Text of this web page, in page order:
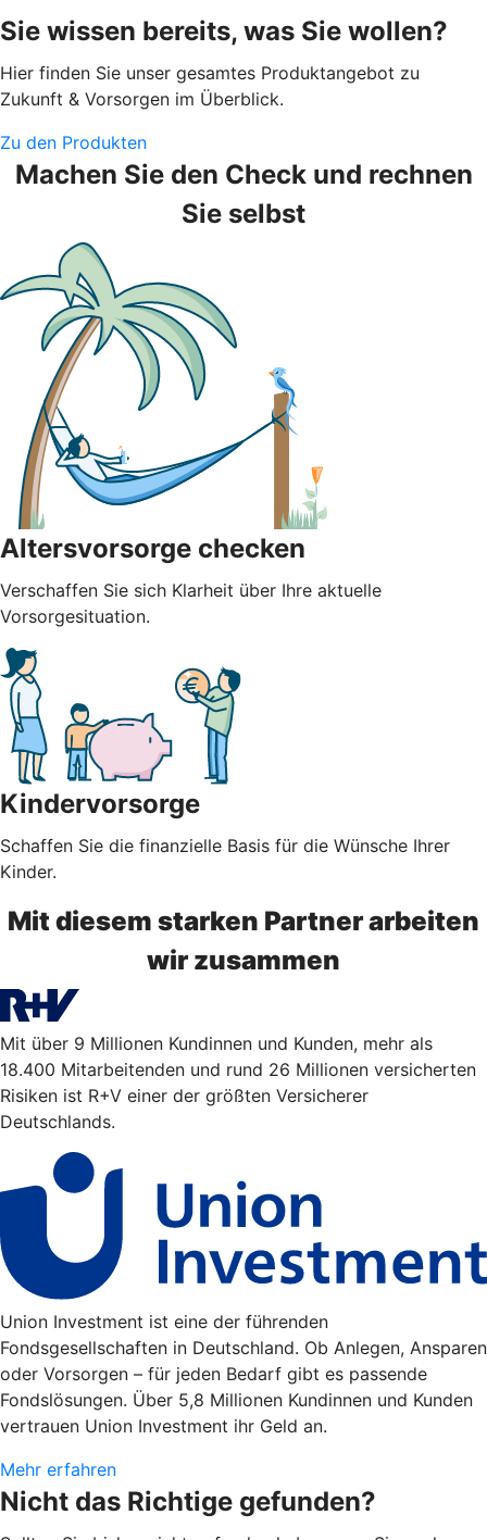
Sie wissen bereits, was Sie wollen?
Hier finden Sie unser gesamtes Produktangebot zu
Zukunft & Vorsorgen im Überblick.
Zu den Produkten
Machen Sie den Check und rechnen
Sie selbst
Altersvorsorge checken
Verschaffen Sie sich Klarheit über Ihre aktuelle
Vorsorgesituation.
Kindervorsorge
Schaffen Sie die finanzielle Basis für die Wünsche Ihrer
Kinder.
Mit diesem starken Partner arbeiten
wir zusammen
Mit über 9 Millionen Kundinnen und Kunden, mehr als
18.400 Mitarbeitenden und rund 26 Millionen versicherten
Risiken ist R+V einer der größten Versicherer
Deutschlands.
Union Investment ist eine der führenden
Fondsgesellschaften in Deutschland. Ob Anlegen, Ansparen
oder Vorsorgen – für jeden Bedarf gibt es passende
Fondslösungen. Über 5,8 Millionen Kundinnen und Kunden
vertrauen Union Investment ihr Geld an.
Mehr erfahren
Nicht das Richtige gefunden?